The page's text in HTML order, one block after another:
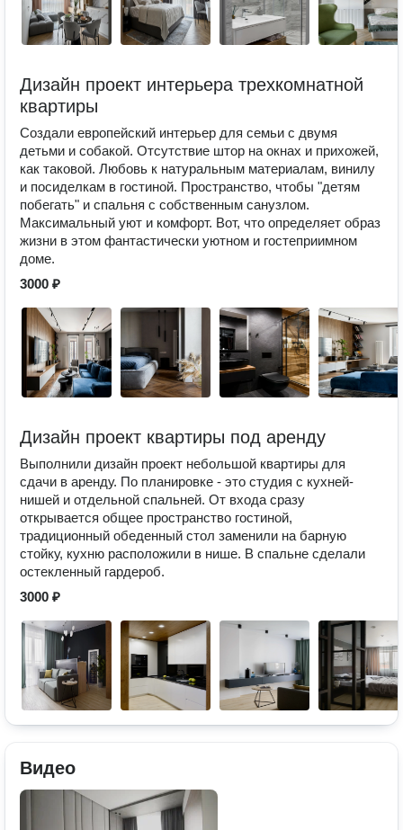
Дизайн проект интерьера трехкомнатной
квартиры
Создали европейский интерьер для семьи с двумя
детьми и собакой. Отсутствие штор на окнах и прихожей,
как таковой. Любовь к натуральным материалам, винилу
и посиделкам в гостиной. Пространство, чтобы "детям
побегать" и спальня с собственным санузлом.
Максимальный уют и комфорт. Вот, что определяет образ
жизни в этом фантастически уютном и гостеприимном
доме.
3000 ₽
Дизайн проект квартиры под аренду
Выполнили дизайн проект небольшой квартиры для
сдачи в аренду. По планировке - это студия с кухней-
нишей и отдельной спальней. От входа сразу
открывается общее пространство гостиной,
традиционный обеденный стол заменили на барную
стойку, кухню расположили в нише. В спальне сделали
остекленный гардероб.
3000 ₽
Видео